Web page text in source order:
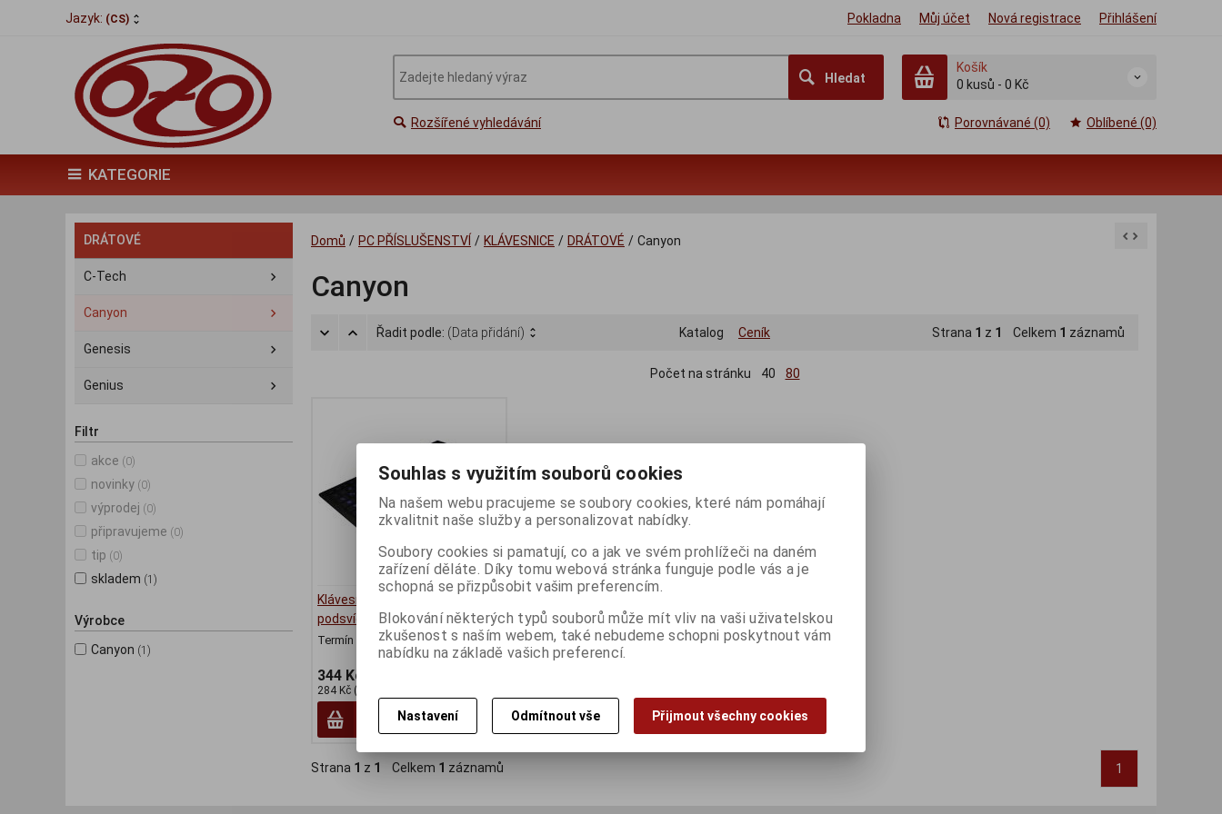
Jazyk: (CS) Pokladna Můj účet Nová registrace Přihlášení
Hledat
Košík
0 kusů - 0 Kč
Rozšířené vyhledávání Porovnávané (0) Oblíbené (0)
KATEGORIE
DRÁTOVÉ
C-Tech
Canyon
Genesis
Genius
Filtr
akce (0)
novinky (0)
výprodej (0)
připravujeme (0)
tip (0)
skladem (1)
Výrobce
Canyon (1)
Domů / PC PŘÍSLUŠENSTVÍ / KLÁVESNICE / DRÁTOVÉ / Canyon
Canyon
Řadit podle: (Data přidání) Katalog Ceník Strana 1 z 1 Celkem 1 záznamů
Počet na stránku 40 80
Klávesnice CANYON
podsvícená pogumovaná USB
Termín dodání (dny):3
344 Kč
284 Kč (bez DPH:)
Koupit
Strana 1 z 1 Celkem 1 záznamů 1
Souhlas s využitím souborů cookies
Na našem webu pracujeme se soubory cookies, které nám pomáhají
zkvalitnit naše služby a personalizovat nabídky.
Soubory cookies si pamatují, co a jak ve svém prohlížeči na daném
zařízení děláte. Díky tomu webová stránka funguje podle vás a je
schopná se přizpůsobit vašim preferencím.
Blokování některých typů souborů může mít vliv na vaši uživatelskou
zkušenost s naším webem, také nebudeme schopni poskytnout vám
nabídku na základě vašich preferencí.
Nastavení Odmítnout vše Přijmout všechny cookies